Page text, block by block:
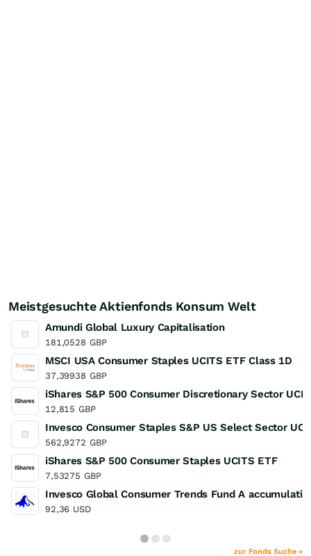
Meistgesuchte Aktienfonds Konsum Welt
Amundi Global Luxury Capitalisation
181,0528 GBP
MSCI USA Consumer Staples UCITS ETF Class 1D
37,39938 GBP
iShares S&P 500 Consumer Discretionary Sector
12,815 GBP
Invesco Consumer Staples S&P US Select Sector
562,9272 GBP
iShares S&P 500 Consumer Staples UCITS ETF
7,53275 GBP
Invesco Global Consumer Trends Fund A
92,36 USD
zur Fonds Suche »